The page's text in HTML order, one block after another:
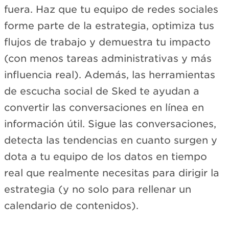
fuera. Haz que tu equipo de redes sociales
forme parte de la estrategia, optimiza tus
flujos de trabajo y demuestra tu impacto
(con menos tareas administrativas y más
influencia real). Además, las herramientas
de escucha social de Sked te ayudan a
convertir las conversaciones en línea en
información útil. Sigue las conversaciones,
detecta las tendencias en cuanto surgen y
dota a tu equipo de los datos en tiempo
real que realmente necesitas para dirigir la
estrategia (y no solo para rellenar un
calendario de contenidos).